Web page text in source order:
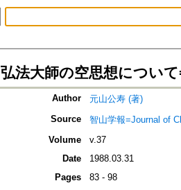
弘法大師の空思想につい
Author
元山公寿 (著)
Source
智山学報=Journal of
Volume
v.37
Date
1988.03.31
Pages
83 - 98